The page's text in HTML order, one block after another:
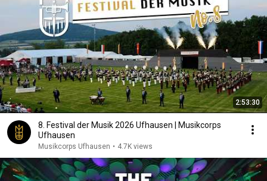
2:53:30
8. Festival der Musik 2026 Ufhausen | Musikcorps
Ufhausen
Musikcorps Ufhausen • 4.7K views